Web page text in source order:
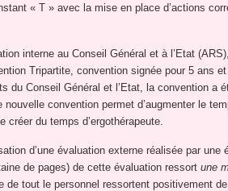
« T » avec la mise en place d’actions
interne au Conseil Général et à l’Etat
Tripartite, convention signée pour 5 ans et
du Conseil Général et l’Etat, la convention a
convention permet d’augmenter le
créer du temps d’ergothérapeute.
d’une évaluation externe réalisée par une
de pages) de cette évaluation ressort une
tout le personnel ressortent positivement